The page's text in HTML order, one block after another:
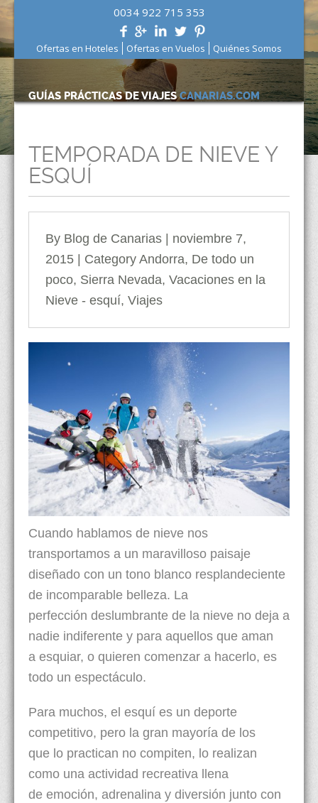
0034 922 715 353
Ofertas en Hoteles Ofertas en Vuelos Quiénes Somos
GUÍAS PRÁCTICAS DE VIAJESCANARIAS.COM
TEMPORADA DE NIEVE Y
ESQUÍ
By Blog de Canarias | noviembre 7,
2015 | Category Andorra, De todo un
poco, Sierra Nevada, Vacaciones en la
Nieve - esquí, Viajes
Cuando hablamos de nieve nos
transportamos a un maravilloso paisaje
diseñado con un tono blanco resplandeciente
de incomparable belleza. La
perfección deslumbrante de la nieve no deja a
nadie indiferente y para aquellos que aman
a esquiar, o quieren comenzar a hacerlo, es
todo un espectáculo.
Para muchos, el esquí es un deporte
competitivo, pero la gran mayoría de los
que lo practican no compiten, lo realizan
como una actividad recreativa llena
de emoción, adrenalina y diversión junto con